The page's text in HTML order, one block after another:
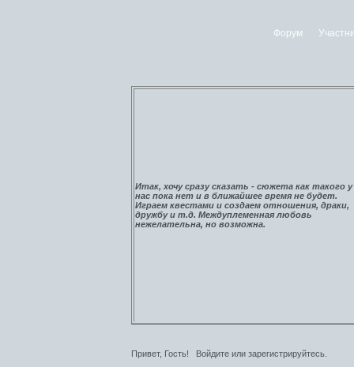
Форум
Итак, хочу сразу сказать - сюжета как такого у
нас пока нет и в ближайшее время не будет.
Играем квестами и создаем отношения, драки,
дружбу и т.д. Междуплеменная любовь
нежелательна, но возможна.
Привет, Гость! Войдитеили зарегистрируйтесь.